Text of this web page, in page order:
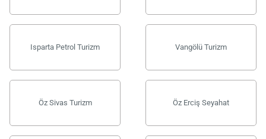
Isparta Petrol Turizm Vangölü Turizm
Öz Sivas Turizm Öz Erciş Seyahat